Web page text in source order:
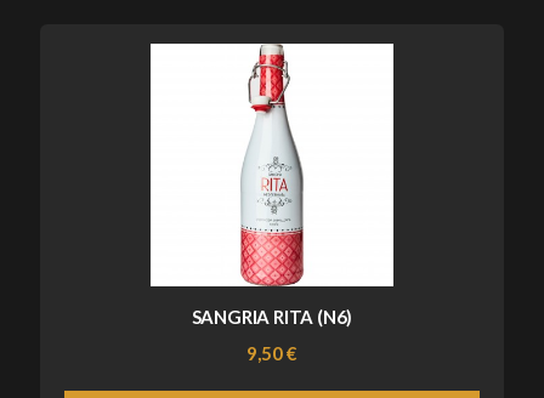
SANGRIA RITA (N6)
9,50 €